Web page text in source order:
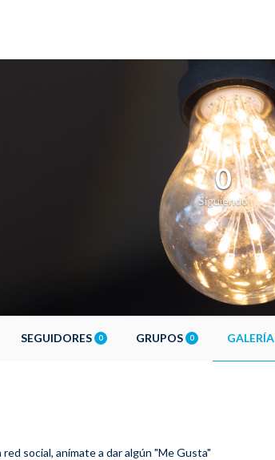
0
Siguiendo
SEGUIDORES 0 GRUPOS 0 GALERÍA
social, anímate a dar algún "Me Gusta"